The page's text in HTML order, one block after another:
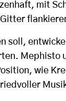
mit
soll,
Mephisto
wie